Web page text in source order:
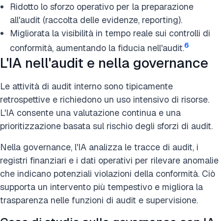
Ridotto lo sforzo operativo per la preparazione
all'audit (raccolta delle evidenze, reporting).
Migliorata la visibilità in tempo reale sui controlli di
conformità, aumentando la fiducia nell'audit.6
L'IA nell'audit e nella governance
Le attività di audit interno sono tipicamente
retrospettive e richiedono un uso intensivo di risorse.
L'IA consente una valutazione continua e una
prioritizzazione basata sul rischio degli sforzi di audit.
Nella governance, l'IA analizza le tracce di audit, i
registri finanziari e i dati operativi per rilevare anomalie
che indicano potenziali violazioni della conformità. Ciò
supporta un intervento più tempestivo e migliora la
trasparenza nelle funzioni di audit e supervisione.